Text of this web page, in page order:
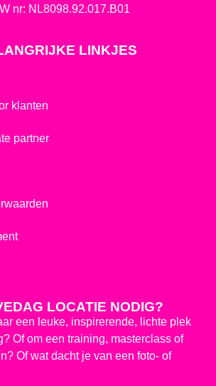
nr: NL8098.92.017.B01
LINKJES
klanten
partner
LOCATIE NODIG?
een leuke, inspirerende, lichte plek
Of om een training, masterclass of
Of wat dacht je van een foto- of